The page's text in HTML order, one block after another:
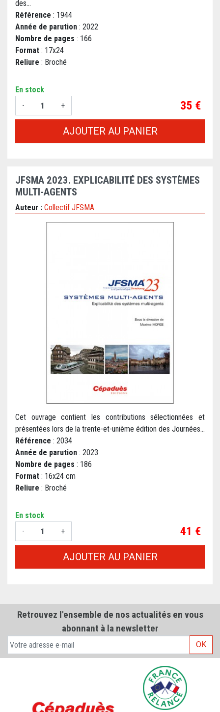
des...
Référence : 1944
Année de parution : 2022
Nombre de pages : 166
Format : 17x24
Reliure : Broché
En stock
-
+ Prix
35 €
AJOUTER AU PANIER
JFSMA 2023. EXPLICABILITÉ DES SYSTÈMES
MULTI-AGENTS
Auteur : Collectif JFSMA
Cet ouvrage contient les contributions sélectionnées et
présentées lors de la trente-et-unième édition des Journées...
Référence : 2034
Année de parution : 2023
Nombre de pages : 186
Format : 16x24 cm
Reliure : Broché
En stock
-
+ Prix
41 €
AJOUTER AU PANIER
Retrouvez l'ensemble de nos actualités en vous
abonnant à la newsletter
OK